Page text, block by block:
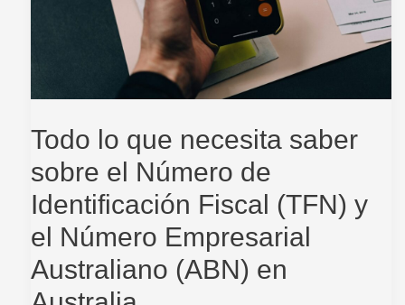
Todo lo que necesita saber
sobre el Número de
Identificación Fiscal (TFN) y
el Número Empresarial
Australiano (ABN) en
Identificación
(TFN)
y
el
Número
Empresarial
Australiano
(ABN)